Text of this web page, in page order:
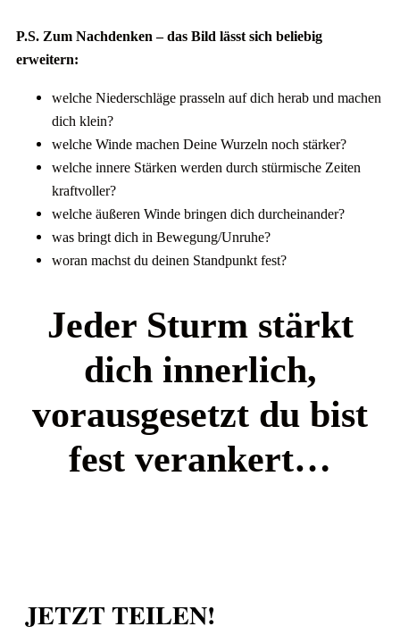
P.S. Zum Nachdenken – das Bild lässt sich beliebig
erweitern:
welche Niederschläge prasseln auf dich herab und machen
dich klein?
welche Winde machen Deine Wurzeln noch stärker?
welche innere Stärken werden durch stürmische Zeiten
kraftvoller?
welche äußeren Winde bringen dich durcheinander?
was bringt dich in Bewegung/Unruhe?
woran machst du deinen Standpunkt fest?
Jeder Sturm stärkt
dich innerlich,
vorausgesetzt du bist
fest verankert…
JETZT TEILEN!